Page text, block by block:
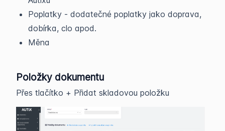
Poplatky - dodatečné poplatky jako doprava,
dobírka, clo apod.
Měna
Položky dokumentu
Přes tlačítko + Přidat skladovou položku